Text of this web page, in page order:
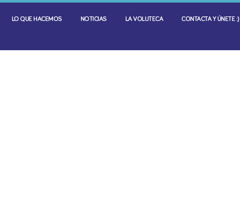
LO QUE HACEMOS NOTICIAS LA VOLUTECA CONTACTA Y ÚNETE :)